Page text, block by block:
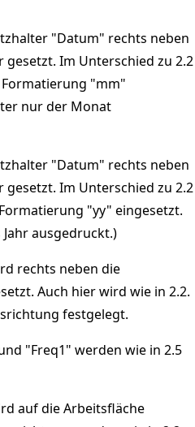
"Datum" rechts neben
Im Unterschied zu 2.2
"mm"
nur der Monat
"Datum" rechts neben
Im Unterschied zu 2.2
"yy" eingesetzt.
ausgedruckt.)
rechts neben die
Auch hier wird wie in 2.2.
festgelegt.
"Freq1" werden wie in 2.5
auf die Arbeitsfläche